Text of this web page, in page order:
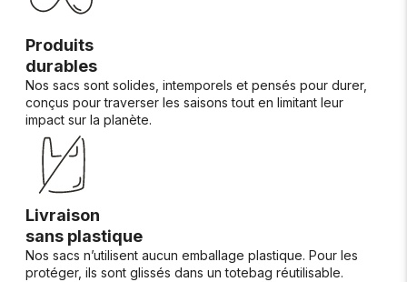
Produits
durables
Nos sacs sont solides, intemporels et pensés pour durer,
conçus pour traverser les saisons tout en limitant leur
impact sur la planète.
Livraison
sans plastique
Nos sacs n’utilisent aucun emballage plastique. Pour les
protéger, ils sont glissés dans un totebag réutilisable.